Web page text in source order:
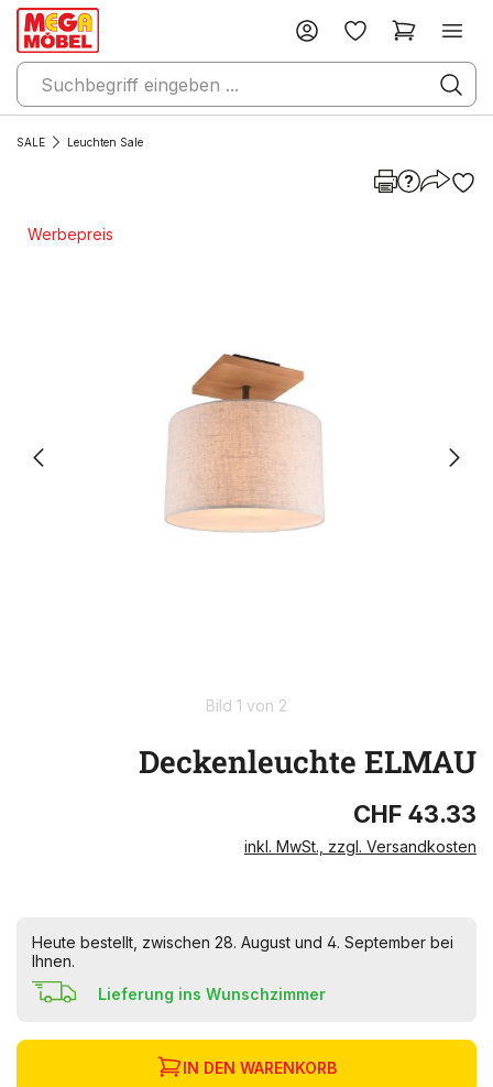
SALE Leuchten Sale
Werbepreis
Bild 1 von 2
Deckenleuchte ELMAU
CHF 43.33
inkl. MwSt., zzgl. Versandkosten
Heute bestellt, zwischen 28. August und 4. September bei
Ihnen.
Lieferung ins Wunschzimmer
IN DEN WARENKORB